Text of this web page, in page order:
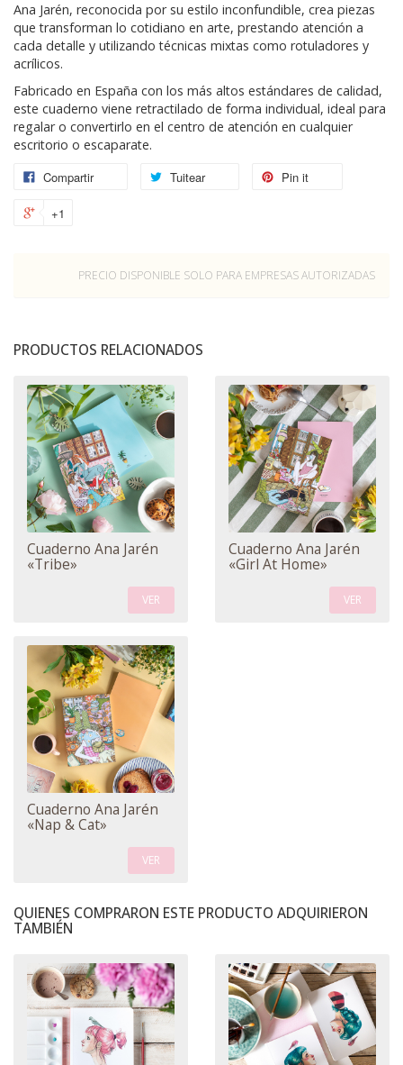
Ana Jarén, reconocida por su estilo inconfundible, crea piezas
que transforman lo cotidiano en arte, prestando atención a
cada detalle y utilizando técnicas mixtas como rotuladores y
acrílicos.
Fabricado en España con los más altos estándares de calidad,
este cuaderno viene retractilado de forma individual, ideal para
regalar o convertirlo en el centro de atención en cualquier
escritorio o escaparate.
Compartir
Tuitear Pin it
+1
PRECIO DISPONIBLE SOLO PARA EMPRESAS AUTORIZADAS
PRODUCTOS RELACIONADOS
Cuaderno Ana Jarén
«Tribe»
VER
Cuaderno Ana Jarén
«Girl At Home»
VER
Cuaderno Ana Jarén
«Nap & Cat»
VER
QUIENES COMPRARON ESTE PRODUCTO ADQUIRIERON
TAMBIÉN